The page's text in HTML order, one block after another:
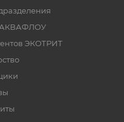
АКВАФЛОУ
ЭКОТРИТ